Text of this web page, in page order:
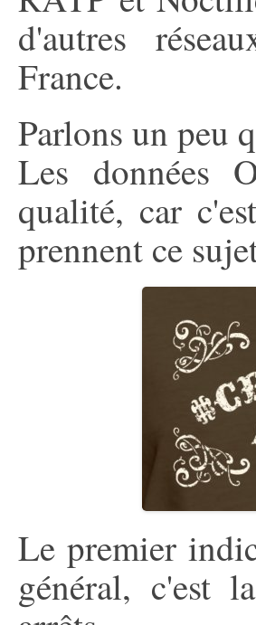
d'autres
France.
Parlons un peu
Les données
qualité, car
prennent ce
Le premier
général, c'est